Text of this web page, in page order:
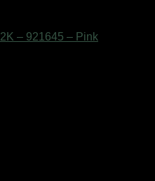
– 921645 – Pink